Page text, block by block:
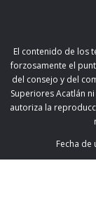
El contenido de los
forzosamente el
del consejo y del
Superiores Acatlán
autoriza la
Fecha